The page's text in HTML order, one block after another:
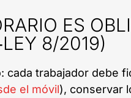
ES
8/2019)
cada trabajador debe
el móvil), conservar